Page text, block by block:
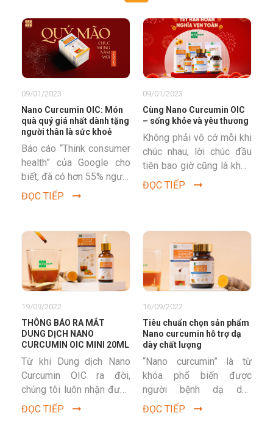
09/01/2023
Nano Curcumin OIC: Món
quà quý giá nhất dành tặng
người thân là sức khoẻ
Báo cáo “Think consumer
health” của Google cho
biết, đã có hơn 55% người
Việt lựa chọn những món
quà sức khỏe để biếu
ĐỌC TIẾP
09/01/2023
Cùng Nano Curcumin OIC
– sống khỏe và yêu thương
Không phải vô cớ mỗi khi
chúc nhau, lời chúc đầu
tiên bao giờ cũng là khỏe
mạnh, rồi mới đến thịnh
vượng, phát tài,...
ĐỌC TIẾP
19/09/2022
THÔNG BÁO RA MẮT
DUNG DỊCH NANO
CURCUMIN OIC MINI 20ML
Từ khi Dung dịch Nano
Curcumin OIC ra đời,
chúng tôi luôn nhận được
sự ủng hộ nhiệt tình và
phản hồi rất tốt từ...
ĐỌC TIẾP
16/09/2022
Tiêu chuẩn chọn sản phẩm
Nano curcumin hỗ trợ dạ
dày chất lượng
“Nano curcumin” là từ
khóa phổ biến được
người bệnh dạ dày
thường xuyên tìm kiếm,
nhưng tiêu chuẩn nano
ĐỌC TIẾP